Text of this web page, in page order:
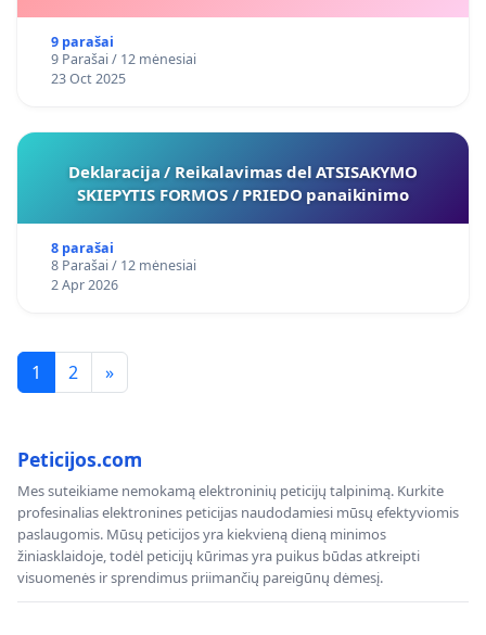
9 parašai
9 Parašai / 12 mėnesiai
23 Oct 2025
Deklaracija / Reikalavimas del ATSISAKYMO
SKIEPYTIS FORMOS / PRIEDO panaikinimo
8 parašai
8 Parašai / 12 mėnesiai
2 Apr 2026
1 2 »
Peticijos.com
Mes suteikiame nemokamą elektroninių peticijų talpinimą. Kurkite
profesinalias elektronines peticijas naudodamiesi mūsų efektyviomis
paslaugomis. Mūsų peticijos yra kiekvieną dieną minimos
žiniasklaidoje, todėl peticijų kūrimas yra puikus būdas atkreipti
visuomenės ir sprendimus priimančių pareigūnų dėmesį.